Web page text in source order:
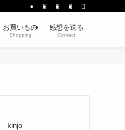
お買いもの
Shopping
感想を送る
Contact
kinjo